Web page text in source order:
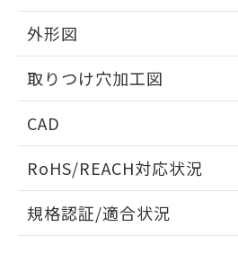
外形図
取りつけ穴加工図
CAD
ドすることができます。
ログイン/会員
RoHS/REACH対応状況
EU RoHS 注意事項・凡例
規格認証/適合状況
品・サービスに関す
をご了承ください。
※当社の共同利用者と
下記の非含有証明書をダウ
とができます。
EU RoHS指令（10物質）の
51物質の非含有証明書（当
※本証明書は発行日時点で
ものではありません。
また、RoHS指令のフタル
物質の対応では、対応完了
欄に対応日を記載しており
既に当社にて対応品への